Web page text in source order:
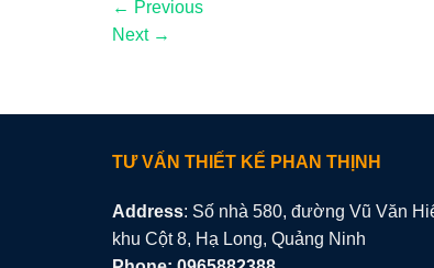
← Previous
Next →
TƯ VẤN THIẾT KẾ PHAN THỊNH
Address: Số nhà 580, đường Vũ Văn
khu Cột 8, Hạ Long, Quảng Ninh